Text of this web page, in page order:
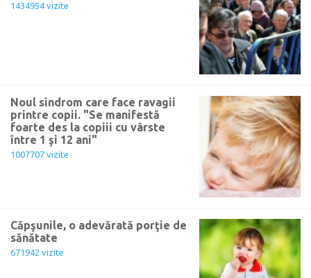
1434954 vizite
Noul sindrom care face ravagii
printre copii. "Se manifestă
foarte des la copiii cu vârste
între 1 şi 12 ani"
1007707 vizite
Căpşunile, o adevărată porţie de
sănătate
671942 vizite